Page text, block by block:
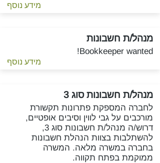
מידע נוסף
מנהל/ת חשבונות
Bookkeeper wanted!
מידע נוסף
מנהל/ת חשבונות סוג 3
לחברה המספקת פתרונות תקשורת
מורכבים על גבי לווין וסיבים אופטיים,
דרוש/ה מנהל/ת חשבונות סוג 3,
להשתלבות בצוות הנהלת חשבונות
בחברה במשרה מלאה. המשרה
ממוקמת בפתח תקווה.